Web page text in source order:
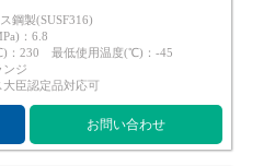
鋼製(SUSF316)
：6.8
：230 最低使用温度(℃)：-45
ンジ
臣認定品対応可
お問い合わせ